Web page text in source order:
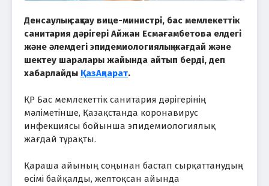
Денсаулық сақтау вице-министрі, бас мемлекеттік
санитария дәрігері Айжан Есмағамбетова елдегі
және әлемдегі эпидемиологиялық жағдай және
шектеу шаралары жайында айтып берді, деп
хабарлайды ҚазАқпарат.
ҚР Бас мемлекеттік санитария дәрігерінің
мәліметінше, Қазақстанда коронавирус
инфекциясы бойынша эпидемиологиялық
жағдай тұрақты.
Қараша айының соңынан бастап сырқаттанудың
өсімі байқалды, желтоқсан айында